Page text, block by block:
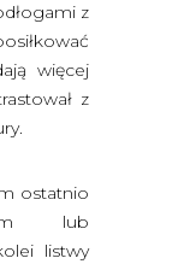
z
więcej
z
ostatnio
lub
listwy